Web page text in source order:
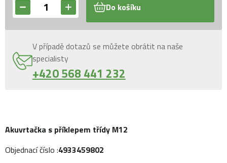
Do košíku
V případě dotazů se můžete obrátit na naše
specialisty
+420 568 441 232
Akuvrtačka s příklepem třídy M12
Objednací číslo :4933459802